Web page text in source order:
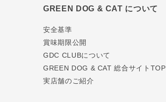
GREEN DOG & CAT について
安全基準
賞味期限公開
GDC CLUBについて
GREEN DOG & CAT 総合サイトTOP
実店舗のご紹介